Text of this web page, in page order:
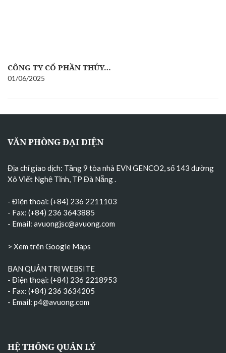
CÔNG TY CỔ PHẦN THỦY…
01/06/2025
VĂN PHÒNG ĐẠI DIỆN
Địa chỉ giao dịch: Tầng 9 tòa nhà EVN GENCO2, số 143 đường
Xô Viết Nghệ Tĩnh, TP Đà Nẵng
- Điện thoại: (+84) 236 2211103
- Fax: (+84) 236 3643885
- Email: avuongjsc@avuong.com
> Xem trên Google Maps
BAN QUẢN TRỊ WEBSITE
- Điện thoại: (+84) 236 2218953
- Fax: (+84) 236 3634205
- Email: p4@avuong.com
HỆ THỐNG QUẢN LÝ